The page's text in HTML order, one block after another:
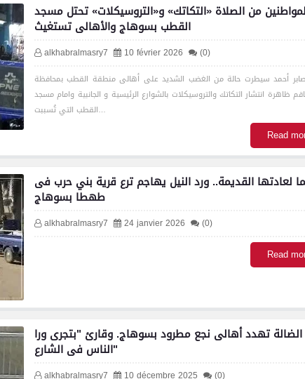
من الصلاة «التكاتك» و«التروسيكلات» تحتل مسجد
القطب بسوهاج والأهالى تستغيث
alkhabralmasry7 10 février 2026 (0)
أحمد سيطرت حالة من الغضب الشديد على أهالى منطقة القطب بمحافظة
ظاهرة انتشار التكاتك والتروسيكلات بالشوارع الرئيسية و الجانبية وامام مسجد
القطب التي تُسببت…
Read
لعادتها القديمة.. ورد النيل يهاجم ترع قرية بني حرب فى
طهطا بسوهاج
alkhabralmasry7 24 janvier 2026 (0)
Read
الضالة تهدد أهالى نجع مطرود بسوهاج. وقارئ "بتجرى ورا
الناس فى الشارع"
alkhabralmasry7 10 décembre 2025 (0)